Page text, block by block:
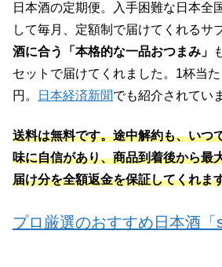
日本酒の定期便。入手困難な日本全
して毎月、定額制で届けてくれるサ
酒に合う「本格的な一品おつまみ」
セットで届けてくれました。1杯当
円。
日本経済新聞でも紹介されてい
送料は無料です。途中解約も、いつ
味に自信があり、商品到着後から最
届け分を全額返金を保証してくれま
プロ厳選のおすすめ日本酒「